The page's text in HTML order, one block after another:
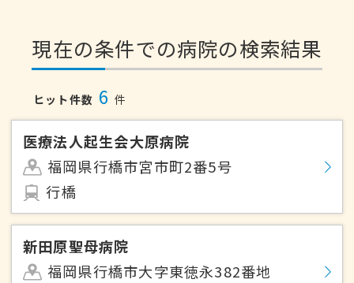
現在の条件での病院の検索結果
ヒット件数 6 件
医療法人起生会大原病院
福岡県行橋市宮市町2番5号
行橋
新田原聖母病院
福岡県行橋市大字東徳永382番地